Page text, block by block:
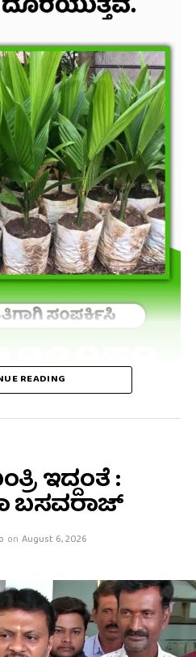
READING
ಇದ್ದಂತೆ :
ಬಸವರಾಜ್
on August 6, 2026